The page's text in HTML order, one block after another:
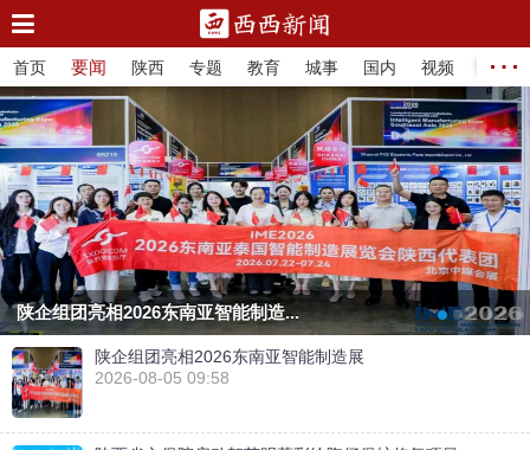
…
首页 要闻 陕西 专题 教育 城事 国内 视频 法治
陕企组团亮相2026东南亚智能制造...
陕企组团亮相2026东南亚智能制造展
2026-08-05 09:58